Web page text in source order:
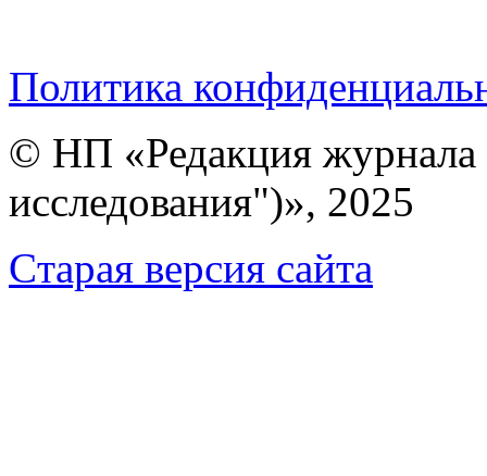
Политика
© НП «Редакция
исследования")», 2025
Cтарая версия сайта